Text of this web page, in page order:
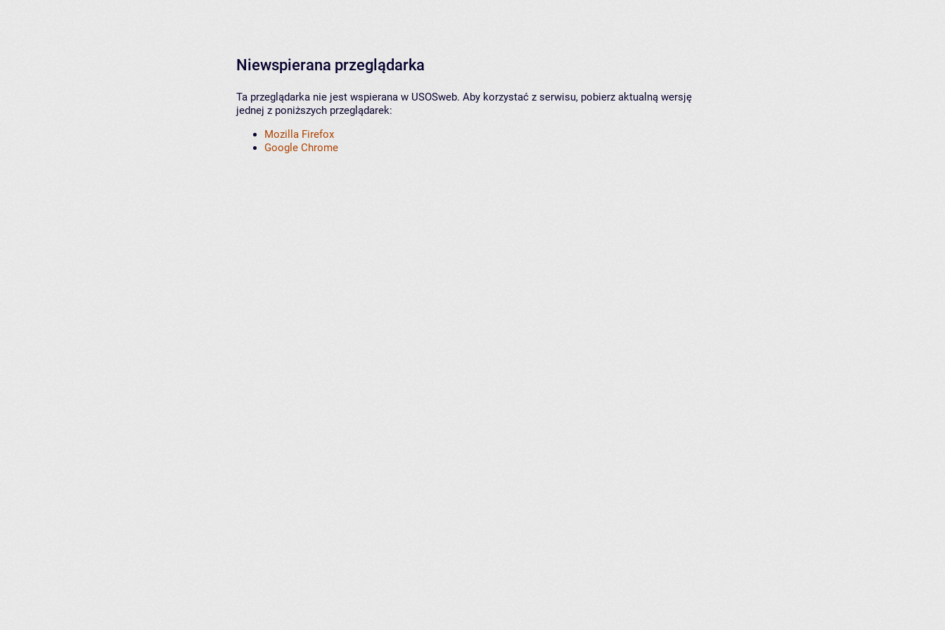
Niewspierana przeglądarka
Ta przeglądarka nie jest wspierana w USOSweb. Aby korzystać z serwisu, pobierz aktualną wersję
jednej z poniższych przeglądarek:
Mozilla Firefox
Google Chrome